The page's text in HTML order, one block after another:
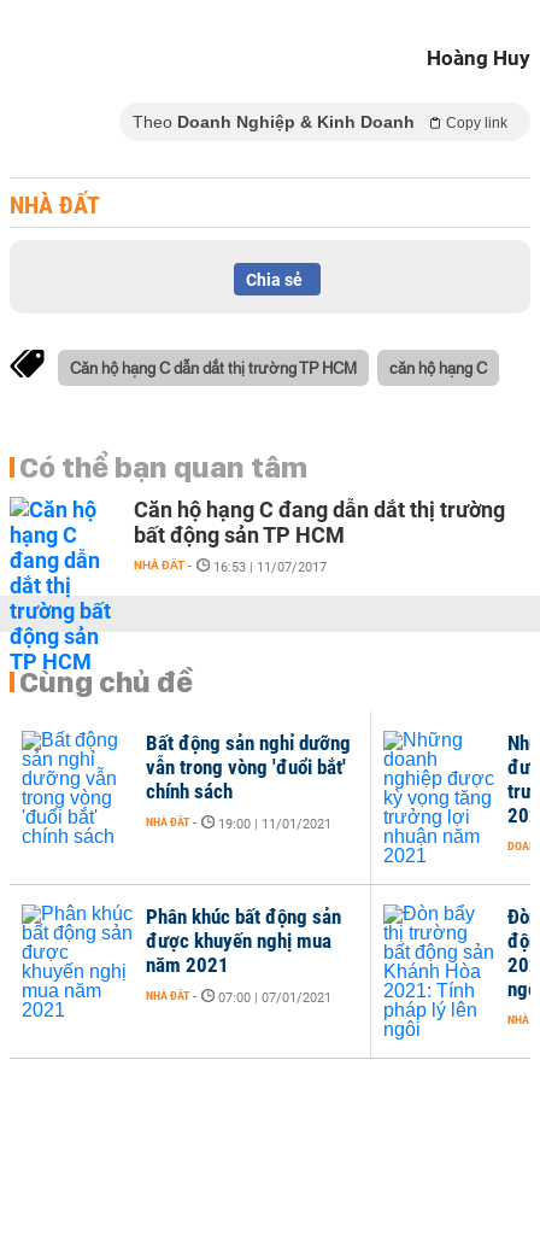
Hoàng Huy
Theo Doanh Nghiệp & Kinh Doanh Copy link
NHÀ ĐẤT
Chia sẻ
Căn hộ hạng C dẫn dắt thị trường TP HCM căn hộ hạng C
Có thể bạn quan tâm
Căn hộ hạng C đang dẫn dắt thị trường
bất động sản TP HCM
NHÀ ĐẤT - 16:53 | 11/07/2017
Cùng chủ đề
NHÀ
Bất động sản nghỉ dưỡng
vẫn trong vòng 'đuổi bắt'
chính sách
NHÀ ĐẤT - 19:00 | 11/01/2021
Phân khúc bất động sản
được khuyến nghị mua
năm 2021
NHÀ ĐẤT - 07:00 | 07/01/2021